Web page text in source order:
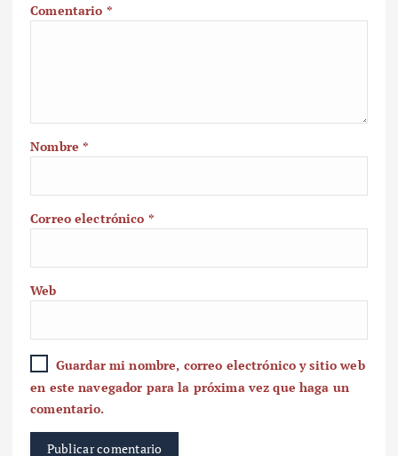
Comentario *
Nombre*
Correo electrónico *
Web
Guardar mi nombre, correo electrónico y sitio web
en este navegador para la próxima vez que haga un
comentario.